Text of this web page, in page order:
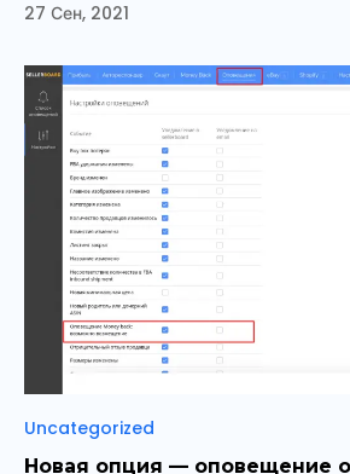
27 Сен, 2021
Рубрики
Uncategorized
Новая опция — оповещение о